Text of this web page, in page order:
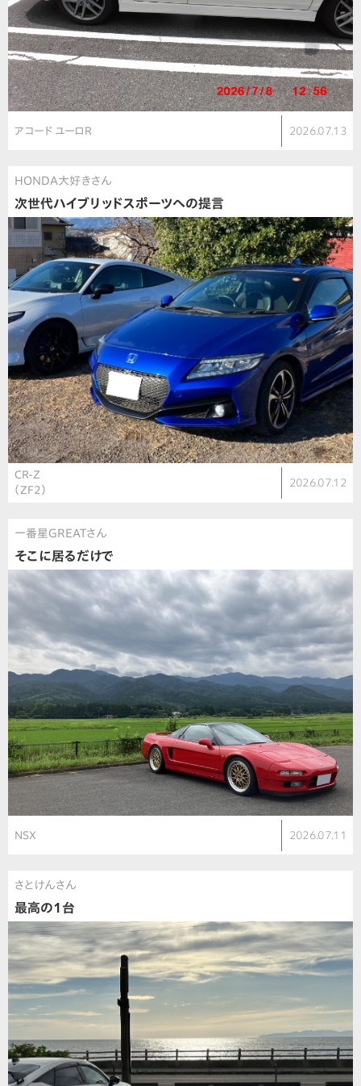
アコード ユーロR 2026.07.13
HONDA大好きさん
次世代ハイブリッドスポーツへの提言
CR-Z
（ZF2）
2026.07.12
一番星GREATさん
そこに居るだけで
NSX 2026.07.11
さとけんさん
最高の1台